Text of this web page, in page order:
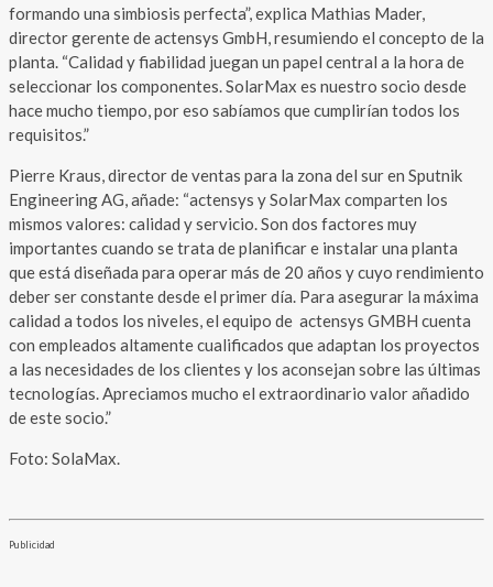
formando una simbiosis perfecta”, explica Mathias Mader,
director gerente de actensys GmbH, resumiendo el concepto de la
planta. “Calidad y fiabilidad juegan un papel central a la hora de
seleccionar los componentes. SolarMax es nuestro socio desde
hace mucho tiempo, por eso sabíamos que cumplirían todos los
requisitos.”
Pierre Kraus, director de ventas para la zona del sur en Sputnik
Engineering AG, añade: “actensys y SolarMax comparten los
mismos valores: calidad y servicio. Son dos factores muy
importantes cuando se trata de planificar e instalar una planta
que está diseñada para operar más de 20 años y cuyo rendimiento
deber ser constante desde el primer día. Para asegurar la máxima
calidad a todos los niveles, el equipo de actensys GMBH cuenta
con empleados altamente cualificados que adaptan los proyectos
a las necesidades de los clientes y los aconsejan sobre las últimas
tecnologías. Apreciamos mucho el extraordinario valor añadido
de este socio.”
Foto: SolaMax.
Publicidad